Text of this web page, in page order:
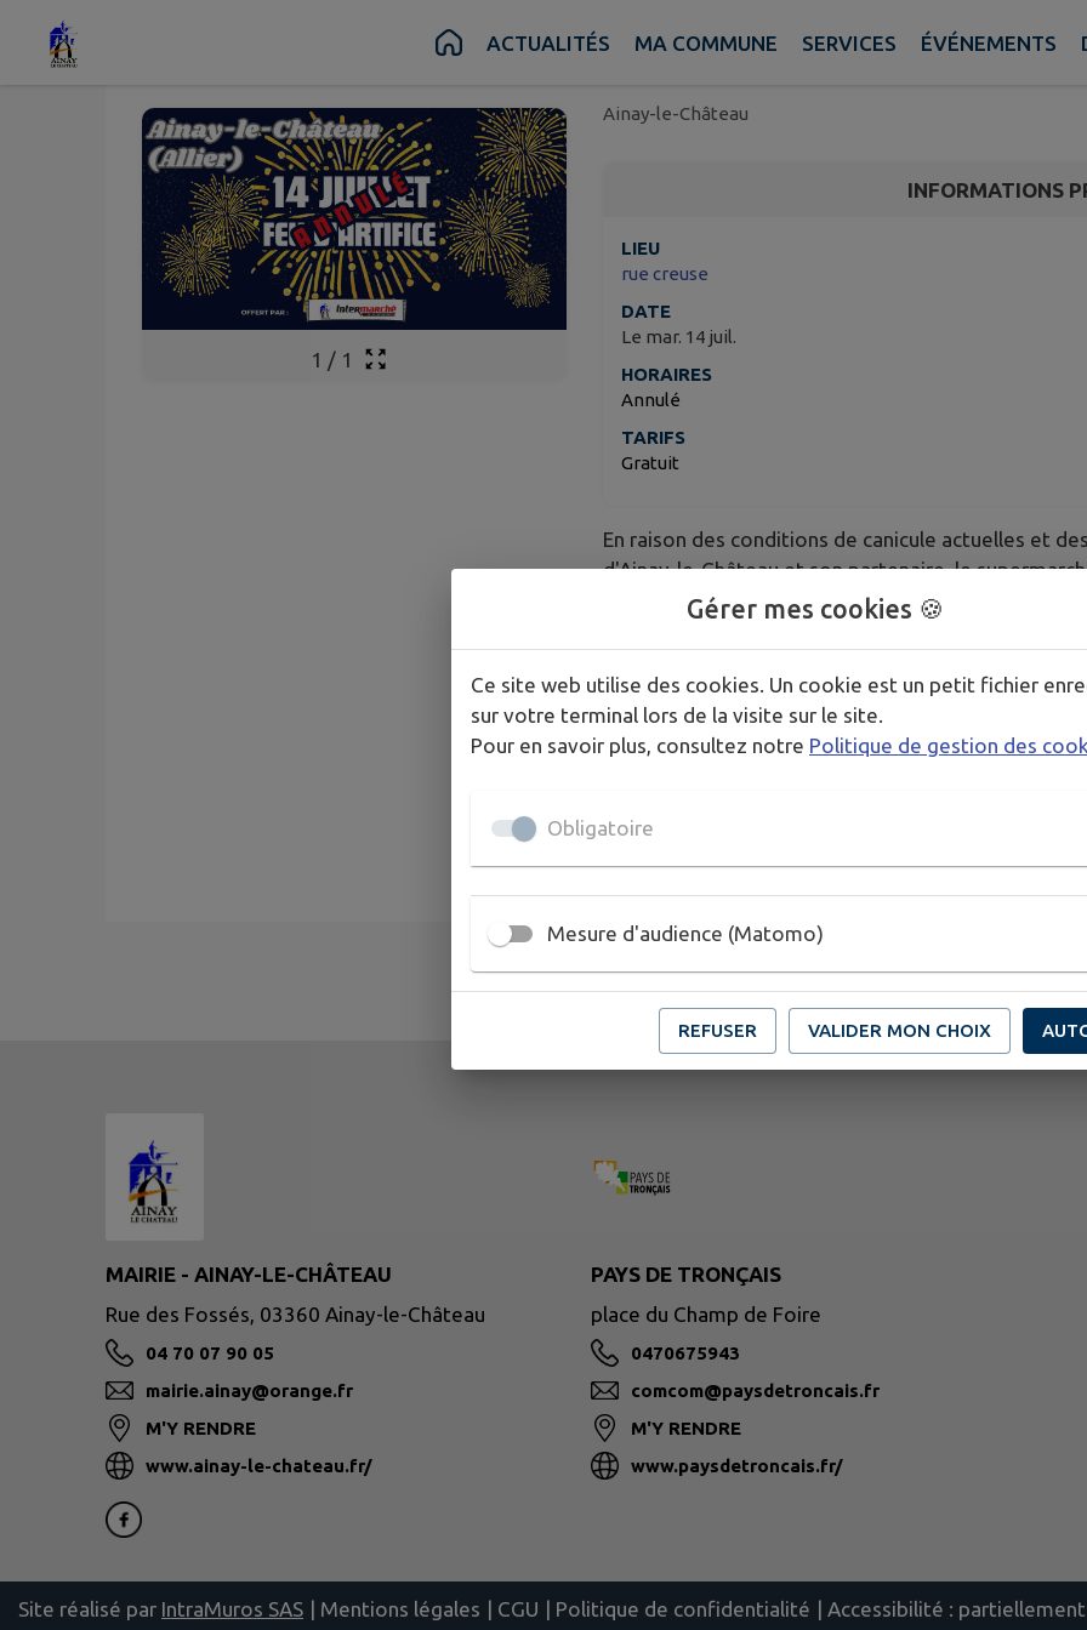
Contenu Pied de page ACTUALITÉS MA COMMUNE SERVICES ÉVÉNEMENTS
1 / 1
feu d'artifice du 14
Ainay-le-Château
INFORMATIONS
LIEU
rue creuse
DATE
Le mar. 14 juil.
HORAIRES
Annulé
TARIFS
Gratuit
En raison des conditions de canicule actuelles et
d'Ainay-le-Château et son partenaire, le
regret de vous annoncer l'annulation du feu
La sécurité de tous, des spectateurs comme des
de notre environnement restent notre priorité
Nous vous remercions pour votre compréhension.
Publié par Mairie d'Ainay-le-Château (FS)
MAIRIE - AINAY-LE-CHÂTEAU
Rue des Fossés, 03360 Ainay-le-Château
04 70 07 90 05
mairie.ainay@orange.fr
M'Y RENDRE
www.ainay-le-chateau.fr/
PAYS DE TRONÇAIS
place du Champ de Foire
0470675943
comcom@paysdetroncais.fr
M'Y RENDRE
www.paysdetroncais.fr/
Site réalisé par IntraMuros SAS | Mentions légales | CGU | Politique de confidentialité | Accessibilité :
Gérer mes cookies 🍪
Ce site web utilise des cookies. Un cookie est un petit fichier
sur votre terminal lors de la visite sur le site.
Pour en savoir plus, consultez notre Politique de gestion des
Obligatoire
Mesure d'audience (Matomo)
REFUSER VALIDER MON CHOIX